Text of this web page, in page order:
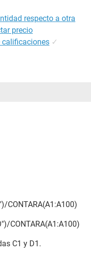
respecto a otra
precio
calificaciones ✓
CONTARA(A1:A100)
CONTARA(A1:A100)
C1 y D1.